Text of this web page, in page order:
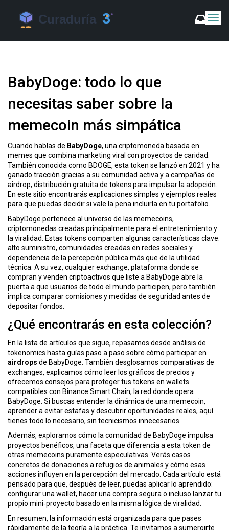
C
m
a
v
e
g
ó
BabyDoge: todo lo que
necesitas saber sobre la
memecoin más simpática
Cuando hablas de BabyDoge, una criptomoneda basada en
memes que combina marketing viral con proyectos de caridad
También conocida como BDOGE, esta token se lanzó en 2021 y ha
ganado tracción gracias a su comunidad activa y a campañas de
airdrop, distribución gratuita de tokens para impulsar la adopción
En este sitio encontrarás explicaciones simples y ejemplos reales
para que puedas decidir si vale la pena incluirla en tu portafolio.
BabyDoge pertenece al universo de las memecoins,
criptomonedas creadas principalmente para el entretenimiento y
la viralidad
. Estas tokens comparten algunas características clave:
alto suministro, comunidades creadas en redes sociales y
dependencia de la percepción pública más que de la utilidad
técnica. A su vez, cualquierexchange, plataforma donde se
compran y venden criptoactivos que liste a BabyDoge abre la
puerta a que usuarios de todo el mundo participen, pero también
implica comparar comisiones y medidas de seguridad antes de
depositar fondos.
¿Qué encontrarás en esta colección?
En la lista de artículos que sigue, repasamos desde análisis de
tokenomics hasta guías paso a paso sobre cómo participar en
airdrops de BabyDoge. También desglosamos comparativas de
exchanges, explicamos cómo leer los gráficos de precios y
ofrecemos consejos para proteger tus tokens en wallets
compatibles con Binance Smart Chain, la red donde opera
BabyDoge. Si buscas entender la dinámica de una memecoin,
aprender a evitar estafas y descubrir oportunidades reales, aquí
tienes todo lo necesario, sin tecnicismos innecesarios.
Además, exploramos cómo la comunidad de BabyDoge impulsa
proyectos benéficos, una faceta que diferencia a esta token de
otras memecoins puramente especulativas. Verás casos
concretos de donaciones a refugios de animales y cómo esas
acciones influyen en la percepción del mercado. Cada artículo está
pensado para que, después de leer, puedas aplicar lo aprendido:
configurar una wallet, hacer una compra segura o incluso lanzar tu
propio mini‑proyecto basado en la misma lógica de viralidad.
En resumen, la información está organizada para que pases
rápidamente de la teoría a la práctica. Te invitamos a sumergirte